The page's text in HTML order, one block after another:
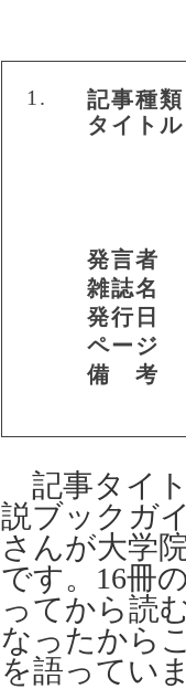
1.
記事種類
タイトル
発言者
雑誌名
発行日
ページ
備 考
記事タイ
説ブックガ
さんが大学
です。 16冊
ってから読
なったから
を語ってい